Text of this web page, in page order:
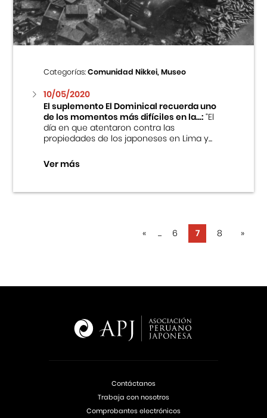
Categorías:Comunidad Nikkei, Museo
10/05/2020
El suplemento El Dominical recuerda uno
de los momentos más difíciles en la...:“El
día en que atentaron contra las
propiedades de los japoneses en Lima y...
Ver más
« ... 6 7 8 »
Contáctanos
Trabaja con nosotros
Comprobantes electrónicos